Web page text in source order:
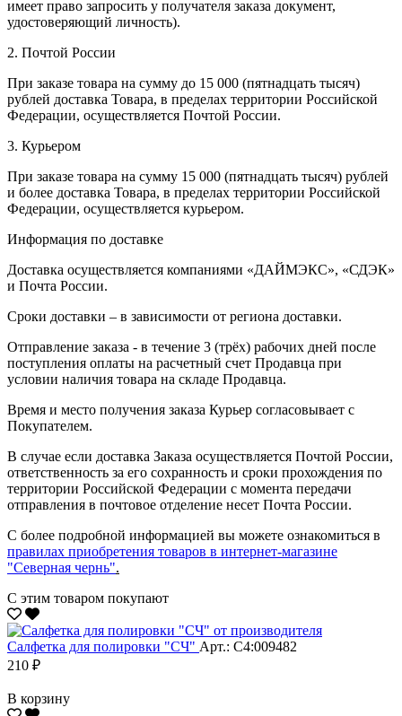
имеет право запросить у получателя заказа документ,
удостоверяющий личность).
2. Почтой России
При заказе товара на сумму до 15 000 (пятнадцать тысяч)
рублей доставка Товара, в пределах территории Российской
Федерации, осуществляется Почтой России.
3. Курьером
При заказе товара на сумму 15 000 (пятнадцать тысяч) рублей
и более доставка Товара, в пределах территории Российской
Федерации, осуществляется курьером.
Информация по доставке
Доставка осуществляется компаниями «ДАЙМЭКС», «СДЭК»
и Почта России.
Сроки доставки – в зависимости от региона доставки.
Отправление заказа - в течение 3 (трёх) рабочих дней после
поступления оплаты на расчетный счет Продавца при
условии наличия товара на складе Продавца.
Время и место получения заказа Курьер согласовывает с
Покупателем.
В случае если доставка Заказа осуществляется Почтой России,
ответственность за его сохранность и сроки прохождения по
территории Российской Федерации с момента передачи
отправления в почтовое отделение несет Почта России.
С более подробной информацией вы можете ознакомиться в
правилах приобретения товаров в интернет-магазине
"Северная чернь".
С этим товаром покупают
Салфетка для полировки "CЧ" Арт.: С4:009482
210 ₽
В корзину